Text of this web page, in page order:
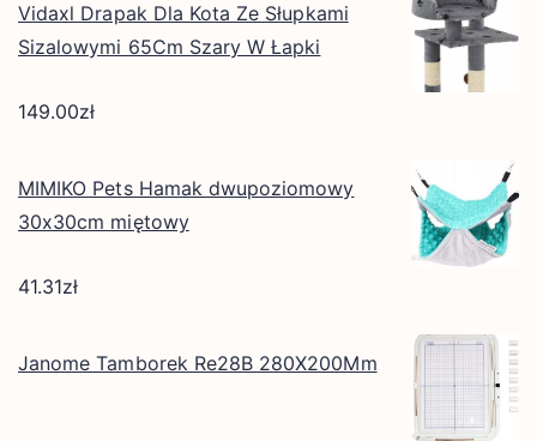
Vidaxl Drapak Dla Kota Ze Słupkami
Sizalowymi 65Cm Szary W Łapki
149.00zł
MIMIKO Pets Hamak dwupoziomowy
30x30cm miętowy
41.31zł
Janome Tamborek Re28B 280X200Mm